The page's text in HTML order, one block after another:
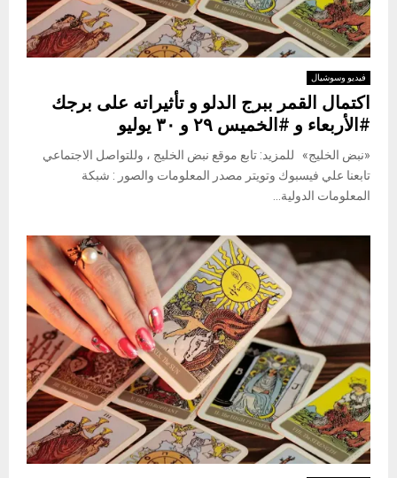
فيديو وسوشيال
اكتمال القمر ببرج الدلو و تأثيراته على برجك
#الأربعاء و #الخميس ٢٩ و ٣٠ يوليو
«نبض الخليج» للمزيد: تابع موقع نبض الخليج ، وللتواصل الاجتماعي
تابعنا علي فيسبوك وتويتر مصدر المعلومات والصور : شبكة
المعلومات الدولية...